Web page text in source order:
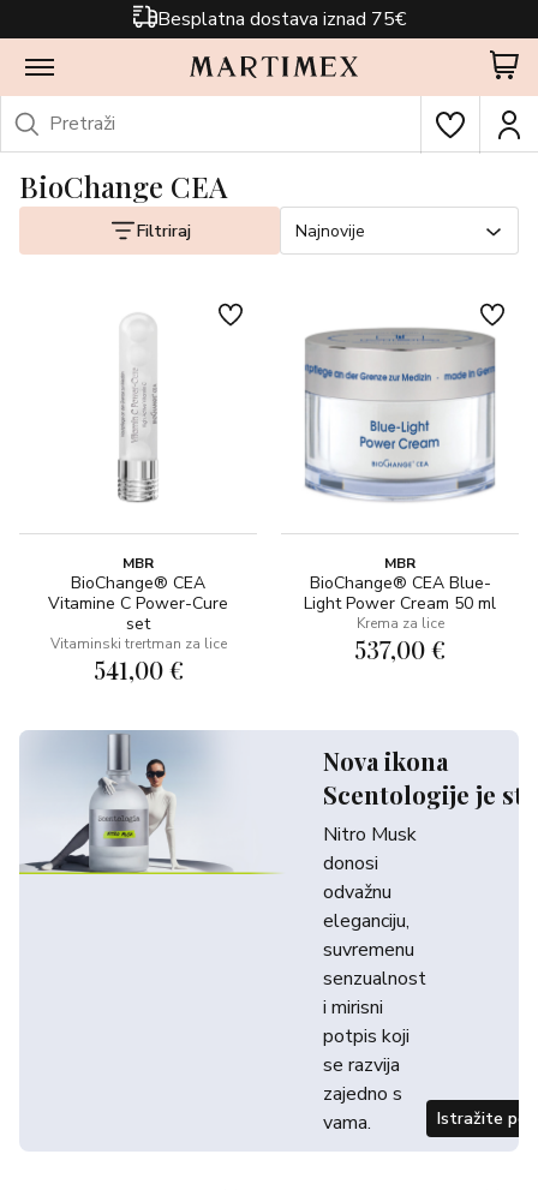
Besplatna dostava iznad 75€
BioChange CEA
Filtriraj Najnovije
MBR
BioChange® CEA
Vitamine C Power-Cure
set
Vitaminski trertman za lice
541,00 €
MBR
BioChange® CEA Blue-
Light Power Cream 50 ml
Krema za lice
537,00 €
Nova ikona
Scentologije je
Nitro Musk
donosi
odvažnu
eleganciju,
suvremenu
senzualnost
i mirisni
potpis koji
se razvija
zajedno s
vama.
Istražite